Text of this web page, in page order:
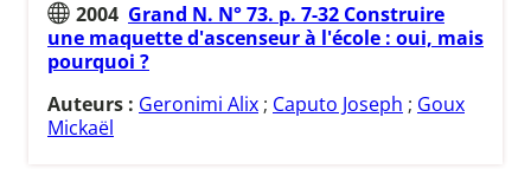
2004 Grand N. N° 73. p. 7-32 Construire
une maquette d'ascenseur à l'école : oui, mais
pourquoi ?
Auteurs : Geronimi Alix ; Caputo Joseph ; Goux
Mickaël